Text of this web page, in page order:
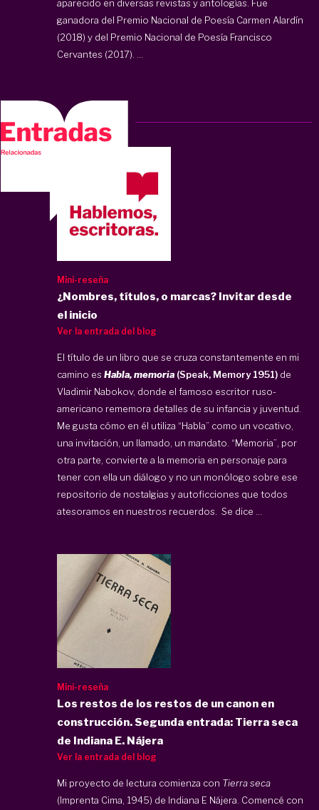
aparecido en diversas revistas y antologías. Fue
ganadora del Premio Nacional de Poesía Carmen Alardín
(2018) y del Premio Nacional de Poesía Francisco
Cervantes (2017). ...
Mini-reseña
¿Nombres, títulos, o marcas? Invitar desde
el inicio
Ver la entrada del blog
El título de un libro que se cruza constantemente en mi
camino es Habla, memoria (Speak, Memory 1951) de
Vladimir Nabokov, donde el famoso escritor ruso-
americano rememora detalles de su infancia y juventud.
Me gusta cómo en él utiliza “Habla” como un vocativo,
una invitación, un llamado, un mandato. “Memoria”, por
otra parte, convierte a la memoria en personaje para
tener con ella un diálogo y no un monólogo sobre ese
repositorio de nostalgias y autoficciones que todos
atesoramos en nuestros recuerdos. Se dice ...
Mini-reseña
Los restos de los restos de un canon en
construcción. Segunda entrada: Tierra seca
de Indiana E. Nájera
Ver la entrada del blog
Mi proyecto de lectura comienza con Tierra seca
(Imprenta Cima, 1945) de Indiana E Nájera. Comencé con